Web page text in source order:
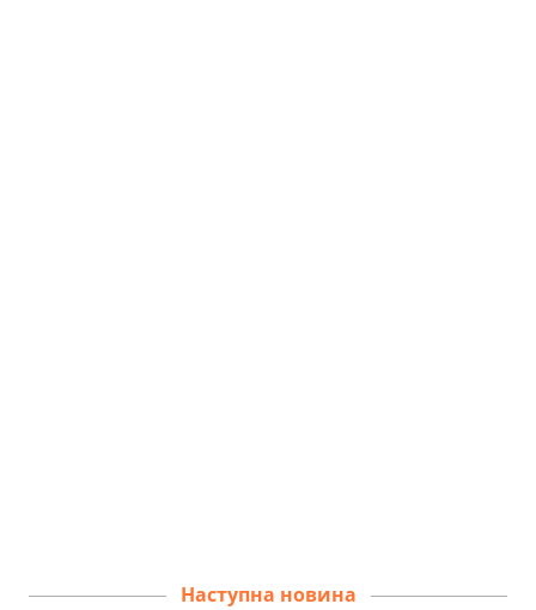
Наступна новина